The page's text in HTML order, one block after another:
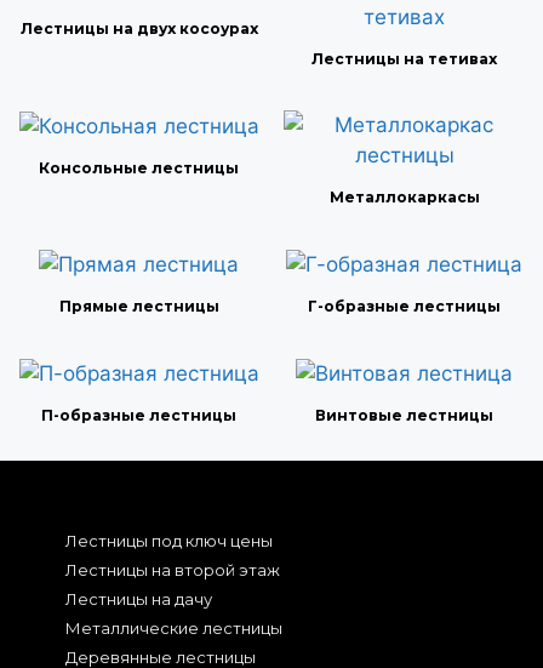
Лестницы на двух косоурах
Лестницы на тетивах
Консольные лестницы
Металлокаркасы
Прямые лестницы Г-образные лестницы
П-образные лестницы Винтовые лестницы
Лестницы под ключ цены
Лестницы на второй этаж
Лестницы на дачу
Металлические лестницы
Деревянные лестницы